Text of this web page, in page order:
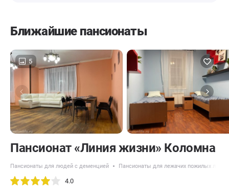
Ближайшие пансионаты
5
Пансионат «Линия жизни» Коломна
Пансионаты для людей с деменцией Пансионаты для лежачих пожилых
4.0